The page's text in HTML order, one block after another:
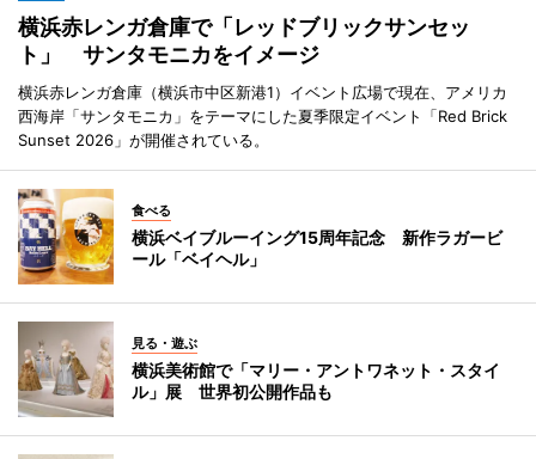
横浜赤レンガ倉庫で「レッドブリックサンセッ
ト」 サンタモニカをイメージ
横浜赤レンガ倉庫（横浜市中区新港1）イベント広場で現在、アメリカ
西海岸「サンタモニカ」をテーマにした夏季限定イベント「Red Brick
Sunset 2026」が開催されている。
食べる
横浜ベイブルーイング15周年記念 新作ラガービ
ール「ベイヘル」
見る・遊ぶ
横浜美術館で「マリー・アントワネット・スタイ
ル」展 世界初公開作品も